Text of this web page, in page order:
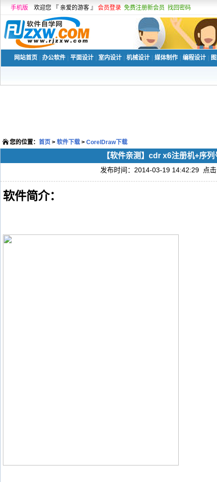
手机版 欢迎您 『 亲爱的游客 』 会员登录 免费注册新会员 找回密码
网站首页 办公软件 平面设计 室内设计 机械设计 媒体制作 编程设计
您的位置： 首页 > 软件下载 > CorelDraw下载
【软件亲测】cdr x6注册机+序
发布时间：2014-03-19 14:42:29 点
软件简介：